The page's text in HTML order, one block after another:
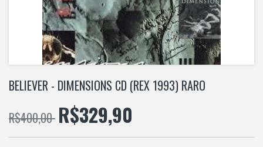
BELIEVER - DIMENSIONS CD (REX 1993) RARO
R$400,00 R$329,90